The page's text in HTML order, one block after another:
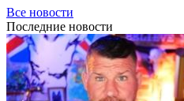
Все новости
Последние новости